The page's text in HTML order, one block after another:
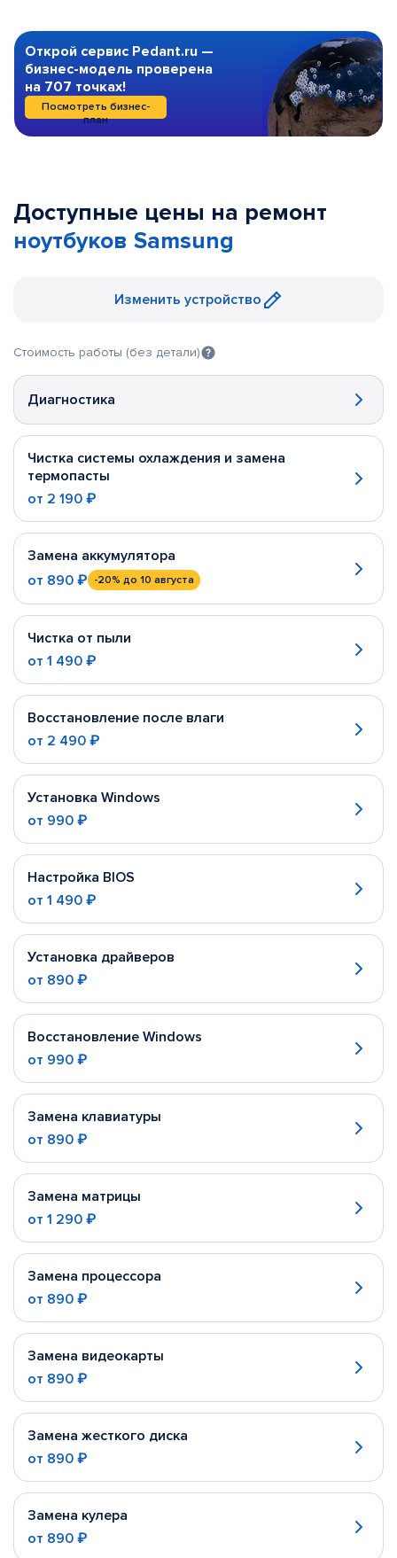
Открой сервис Pedant.ru —
бизнес-модель проверена
на 707 точках!
Посмотреть бизнес-
план
Доступные цены на ремонт
ноутбуков Samsung
Изменить устройство
Стоимость работы (без детали)
Диагностика
Чистка системы охлаждения и замена
термопасты
от 2 190 ₽
Замена аккумулятора
от 890 ₽ -20% до 10 августа
Чистка от пыли
от 1 490 ₽
Восстановление после влаги
от 2 490 ₽
Установка Windows
от 990 ₽
Настройка BIOS
от 1 490 ₽
Установка драйверов
от 890 ₽
Восстановление Windows
от 990 ₽
Замена клавиатуры
от 890 ₽
Замена матрицы
от 1 290 ₽
Замена процессора
от 890 ₽
Замена видеокарты
от 890 ₽
Замена жесткого диска
от 890 ₽
Замена кулера
от 890 ₽